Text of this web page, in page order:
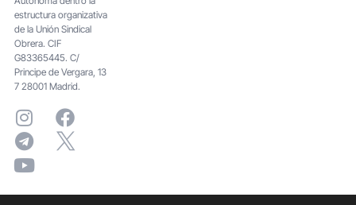
estructura organizativa
de la Unión Sindical
Obrera. CIF
G83365445. C/
Principe de Vergara, 13
7 28001 Madrid.